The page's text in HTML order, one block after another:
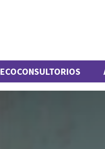
ECOCONSULTORIOS